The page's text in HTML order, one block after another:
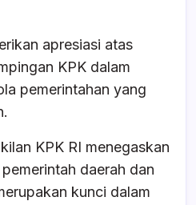
apresiasi atas
KPK dalam
pemerintahan yang
KPK RI menegaskan
daerah dan
kunci dalam